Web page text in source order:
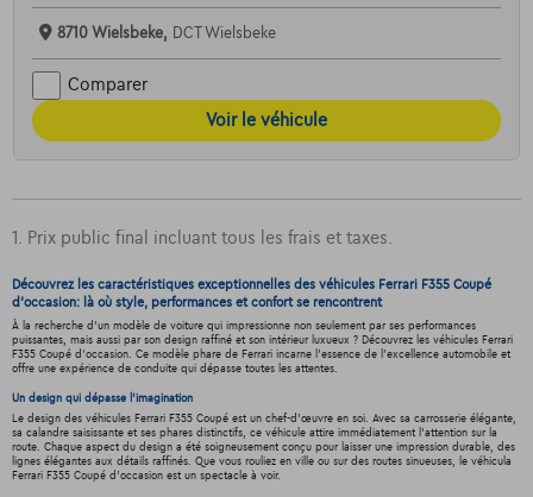
8710 Wielsbeke, DCT Wielsbeke
Comparer
Voir le véhicule
1. Prix public final incluant tous les frais et taxes.
Découvrez les caractéristiques exceptionnelles des véhicules Ferrari F355 Coupé
d'occasion: là où style, performances et confort se rencontrent
À la recherche d'un modèle de voiture qui impressionne non seulement par ses performances
puissantes, mais aussi par son design raffiné et son intérieur luxueux ? Découvrez les véhicules Ferrari
F355 Coupé d'occasion. Ce modèle phare de Ferrari incarne l'essence de l'excellence automobile et
offre une expérience de conduite qui dépasse toutes les attentes.
Un design qui dépasse l'imagination
Le design des véhicules Ferrari F355 Coupé est un chef-d'œuvre en soi. Avec sa carrosserie élégante,
sa calandre saisissante et ses phares distinctifs, ce véhicule attire immédiatement l'attention sur la
route. Chaque aspect du design a été soigneusement conçu pour laisser une impression durable, des
lignes élégantes aux détails raffinés. Que vous rouliez en ville ou sur des routes sinueuses, le véhicula
Ferrari F355 Coupé d'occasion est un spectacle à voir.